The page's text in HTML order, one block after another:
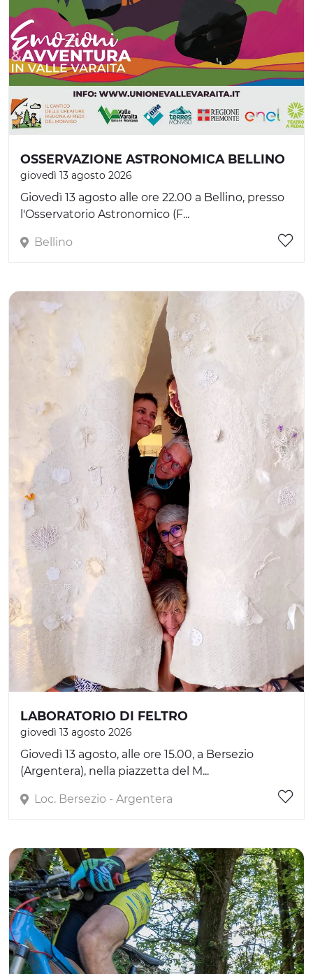
OSSERVAZIONE ASTRONOMICA BELLINO
giovedì 13 agosto 2026
Giovedì 13 agosto alle ore 22.00 a Bellino, presso
l'Osservatorio Astronomico (F...
Bellino
LABORATORIO DI FELTRO
giovedì 13 agosto 2026
Giovedì 13 agosto, alle ore 15.00, a Bersezio
(Argentera), nella piazzetta del M...
Loc. Bersezio - Argentera